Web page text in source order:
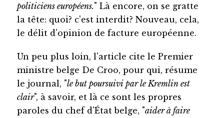
politiciens européens." Là encore, on se gratte
la tête: quoi? c'est interdit? Nouveau, cela,
le délit d'opinion de facture européenne.
Un peu plus loin, l'article cite le Premier
ministre belge De Croo, pour qui, résume
le journal, "le but poursuivi par le Kremlin est
clair", à savoir, et là ce sont les propres
paroles du chef d'État belge, "aider à faire